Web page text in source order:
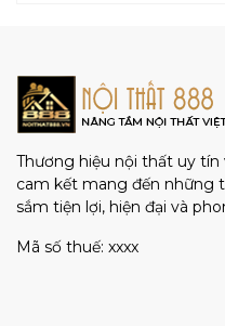
Thương hiệu nội thất uy tín
cam kết mang đến những
sắm tiện lợi, hiện đại và
Mã số thuế: xxxx